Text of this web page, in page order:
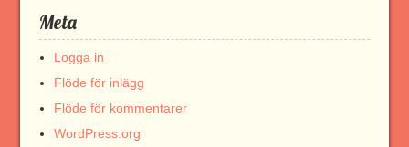
Meta
Logga in
Flöde för inlägg
Flöde för kommentarer
WordPress.org